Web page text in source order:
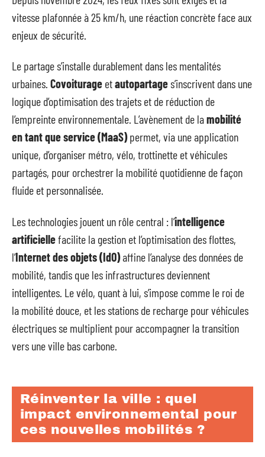
vitesse plafonnée à 25 km/h, une réaction concrète face aux
enjeux de sécurité.
Le partage s’installe durablement dans les mentalités
urbaines. Covoiturage etautopartages’inscrivent dans une
logique d’optimisation des trajets et de réduction de
l’empreinte environnementale. L’avènement de lamobilité
en tant que service (MaaS)permet, via une application
unique, d’organiser métro, vélo, trottinette et véhicules
partagés, pour orchestrer la mobilité quotidienne de façon
fluide et personnalisée.
Les technologies jouent un rôle central : l’intelligence
artificiellefacilite la gestion et l’optimisation des flottes,
l’Internet des objets (IdO)affine l’analyse des données de
mobilité, tandis que les infrastructures deviennent
intelligentes. Le vélo, quant à lui, s’impose comme le roi de
la mobilité douce, et les stations de recharge pour véhicules
électriques se multiplient pour accompagner la transition
vers une ville bas carbone.
Réinventer la ville : quel
impact environnemental pour
ces nouvelles mobilités ?